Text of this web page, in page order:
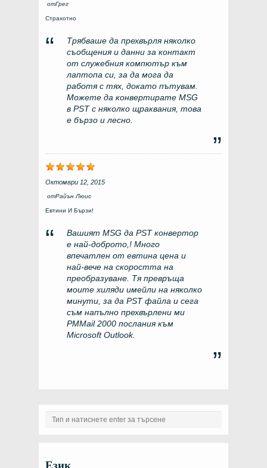
отГрег
Страхотно
Трябваше да прехвърля няколко
съобщения и данни за контакт
от служебния компютър към
лаптопа си, за да мога да
работя с тях, докато пътувам.
Можете да конвертирате MSG
в PST с няколко щраквания, това
е бързо и лесно.
Октомври 12, 2015
отРайън Люис
Евтини И Бързи!
Вашият MSG да PST конвертор
е най-доброто,! Много
впечатлен от евтина цена и
най-вече на скоростта на
преобразуване. Тя превръща
моите хиляди имейли на няколко
минути, за да PST файла и сега
съм напълно прехвърлени ми
PMMail 2000 послания към
Microsoft Outlook.